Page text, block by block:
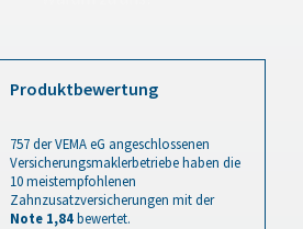
Produktbewertung
757der VEMA eG angeschlossenen
Versicherungsmaklerbetriebe haben die
10 meistempfohlenen
Zahnzusatzversicherungen mit der
Note 1,84bewertet.